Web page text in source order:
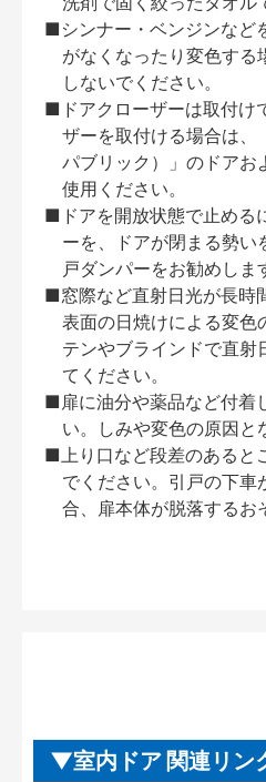
■シンナー・ベンジンなど
がなくなったり変色する
しないでください。
■ドアクローザーは取付け
ザーを取付ける場合は
パブリック）」のドアお
使用ください。
■ドアを開放状態で止める
ーを、ドアが閉まる勢い
戸ダンパーをお勧めしま
■窓際など直射日光が長時
表面の日焼けによる変色
テンやブラインドで直射
てください。
■扉に油分や薬品など付着
い。しみや変色の原因と
■上り口など段差のあると
でください。引戸の下車
合、扉本体が脱落するお
室内ドア 関連リン